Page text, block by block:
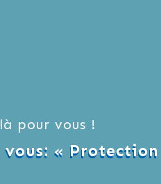
pour vous !
«